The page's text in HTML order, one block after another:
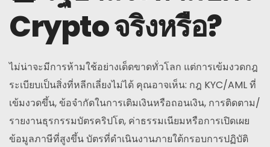
Crypto จริงหรือ?
ไม่น่าจะมีการห้ามใช้อย่างเด็ดขาดทั่วโลก แต่การเข้มงวดกฎ
ระเบียบเป็นสิ่งที่หลีกเลี่ยงไม่ได้ คุณอาจเห็น: กฎ KYC/AML ที่
เข้มงวดขึ้น, ข้อจำกัดในการเติมเงินหรือถอนเงิน, การติดตาม/
รายงานธุรกรรมบัตรคริปโต, ค่าธรรมเนียมหรือการเปิดเผย
ข้อมูลภาษีที่สูงขึ้น บัตรที่ดำเนินงานภายใต้กรอบการปฏิบัติ